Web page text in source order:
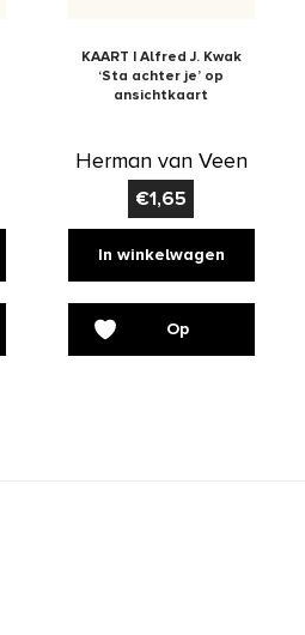
KAART | Alfred J. Kwak
‘Sta achter je’ op
ansichtkaart
Herman van Veen
€1,65
In winkelwagen
Op